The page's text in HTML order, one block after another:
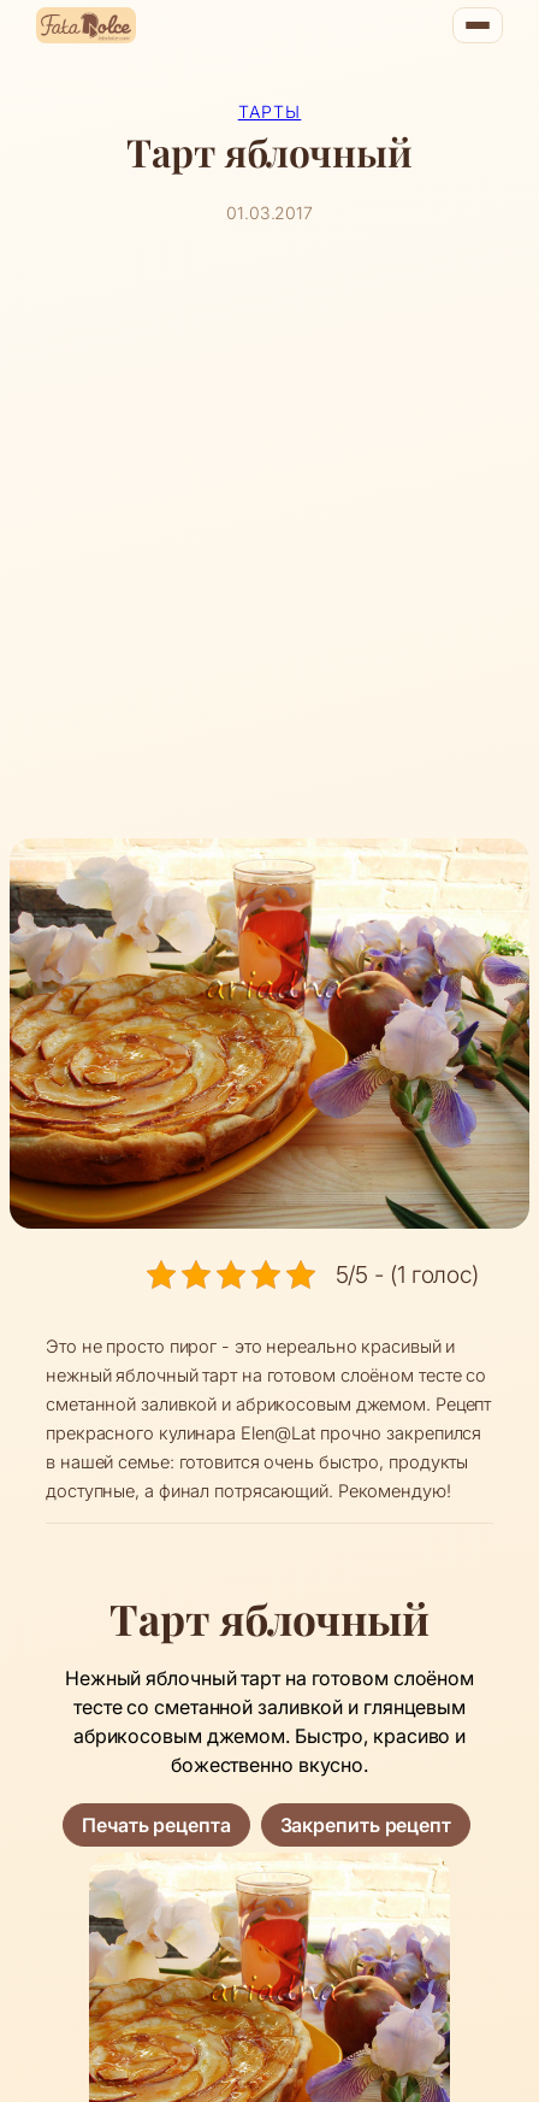
Перейти
ТАРТЫ
Тарт яблочный
01.03.2017
5/5 - (1 голос)
Это не просто пирог - это нереально красивый и
нежный яблочный тарт на готовом слоёном тесте со
сметанной заливкой и абрикосовым джемом. Рецепт
прекрасного кулинара Elen@Lat прочно закрепился
в нашей семье: готовится очень быстро, продукты
доступные, а финал потрясающий. Рекомендую!
Тарт яблочный
Нежный яблочный тарт на готовом слоёном
тесте со сметанной заливкой и глянцевым
абрикосовым джемом. Быстро, красиво и
божественно вкусно.
Печать рецепта Закрепить рецепт